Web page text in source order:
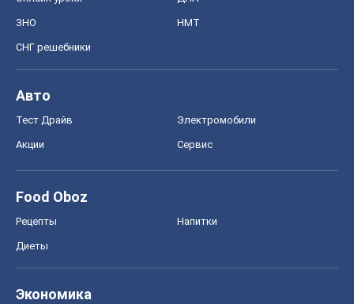
ЗНО НМТ
СНГ решебники
Авто
Тест Драйв Электромобили
Акции Сервис
Food Oboz
Рецепты Напитки
Диеты
Экономика